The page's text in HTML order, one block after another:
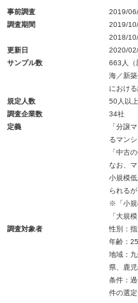
事前調査
2019/
調査期間
2019/
2018/
更新日
2020/
サンプル数
663人（
海／新
におけ
規定人数
50人以上
調査企業数
34社
定義
「分譲
るマン
「中古
なお、
小規模
られる
※「小規
「大規
調査対象者
性別：指
年齢：
地域：
県、鹿児
条件：
件の選